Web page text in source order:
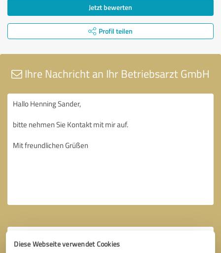
Diese Webseite verwendet Cookies
Jetzt bewerten
Profil teilen
Ihre Nachricht an Ihr Betriebsarzt GmbH